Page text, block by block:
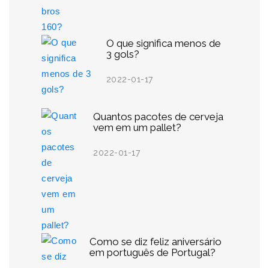
O que significa menos de
3 gols?
2022-01-17
Quantos pacotes de cerveja
vem em um pallet?
2022-01-17
Como se diz feliz aniversário
em português de Portugal?